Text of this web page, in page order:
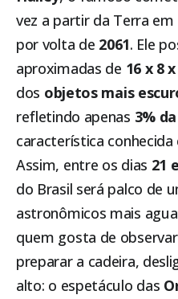
vez a partir da Terra em
por volta de 2061. Ele
aproximadas de 16 x 8
dos objetos mais
refletindo apenas 3%
característica
Assim, entre os dias 21
do Brasil será palco de
astronômicos mais
quem gosta de
preparar a cadeira,
alto: o espetáculo das